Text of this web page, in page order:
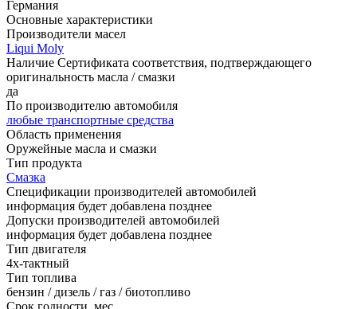
Германия
Основные характеристики
Производители масел
Liqui Moly
Наличие Сертификата соответствия, подтверждающего
оригинальность масла / смазки
да
По производителю автомобиля
любые транспортные средства
Область применения
Оружейные масла и смазки
Тип продукта
Смазка
Спецификации производителей автомобилей
информация будет добавлена позднее
Допуски производителей автомобилей
информация будет добавлена позднее
Тип двигателя
4х-тактный
Тип топлива
бензин / дизель / газ / биотопливо
Срок годности, мес